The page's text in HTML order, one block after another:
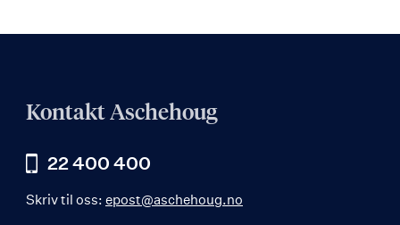
Kontakt Aschehoug
22 400 400
Skriv til oss: epost@aschehoug.no